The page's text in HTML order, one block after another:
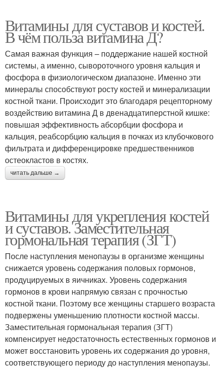
Витамины для суставов и костей.
В чём польза витамина Д?
Самая важная функция – поддержание нашей костной
системы, а именно, сывороточного уровня кальция и
фосфора в физиологическом диапазоне. Именно эти
минералы способствуют росту костей и минерализации
костной ткани. Происходит это благодаря рецепторному
воздействию витамина Д в двенадцатиперстной кишке:
повышая эффективность абсорбции фосфора и
кальция, реабсорбцию кальция в почках из клубочкового
фильтрата и дифференцировке предшественников
остеокластов в костях.
читать дальше →
Витамины для укрепления костей
и суставов. Заместительная
гормональная терапия (ЗГТ)
После наступления менопаузы в организме женщины
снижается уровень содержания половых гормонов,
продуцируемых в яичниках. Уровень содержания
гормонов в крови напрямую связан с прочностью
костной ткани. Поэтому все женщины старшего возраста
подвержены уменьшению плотности костной массы.
Заместительная гормональная терапия (ЗГТ)
компенсирует недостаточность естественных гормонов и
может восстановить уровень их содержания до уровня,
соответствующего периоду до наступления менопаузы.